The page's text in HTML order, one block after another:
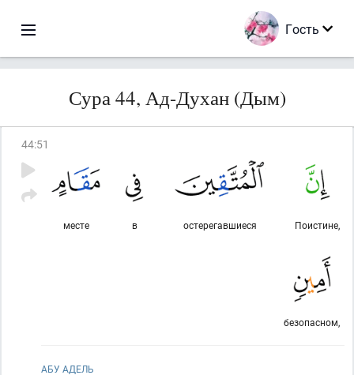
Гость
Сура 44, Ад-Духан (Дым)
44:51
Поистине,
остерегавшиеся
в
месте
безопасном,
АБУ АДЕЛЬ